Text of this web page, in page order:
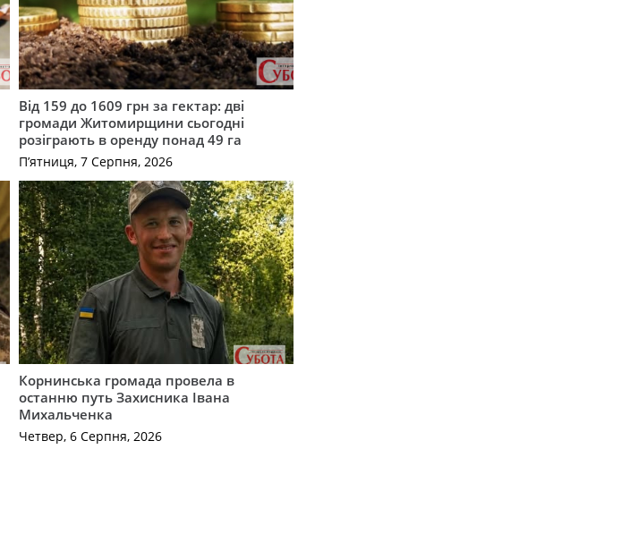
Від 159 до 1609 грн за гектар: дві
громади Житомирщини сьогодні
розіграють в оренду понад 49 га
П’ятниця, 7 Серпня, 2026
Корнинська громада провела в
останню путь Захисника Івана
Михальченка
Четвер, 6 Серпня, 2026